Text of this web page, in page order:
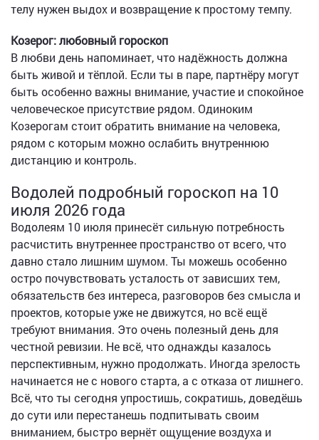
телу нужен выдох и возвращение к простому темпу.
Козерог: любовный гороскоп
В любви день напоминает, что надёжность должна
быть живой и тёплой. Если ты в паре, партнёру могут
быть особенно важны внимание, участие и спокойное
человеческое присутствие рядом. Одиноким
Козерогам стоит обратить внимание на человека,
рядом с которым можно ослабить внутреннюю
дистанцию и контроль.
Водолей подробный гороскоп на 10
июля 2026 года
Водолеям 10 июля принесёт сильную потребность
расчистить внутреннее пространство от всего, что
давно стало лишним шумом. Ты можешь особенно
остро почувствовать усталость от зависших тем,
обязательств без интереса, разговоров без смысла и
проектов, которые уже не движутся, но всё ещё
требуют внимания. Это очень полезный день для
честной ревизии. Не всё, что однажды казалось
перспективным, нужно продолжать. Иногда зрелость
начинается не с нового старта, а с отказа от лишнего.
Всё, что ты сегодня упростишь, сократишь, доведёшь
до сути или перестанешь подпитывать своим
вниманием, быстро вернёт ощущение воздуха и